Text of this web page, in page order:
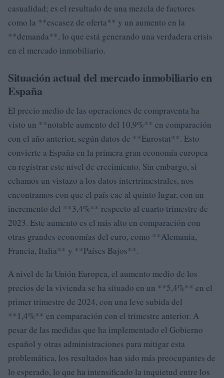
casualidad; es el resultado de una mezcla de factores
como la **escasez de oferta** y un aumento en la
**demanda**, lo que está generando una verdadera crisis
en el mercado inmobiliario.
Situación actual del mercado inmobiliario en
España
El precio medio de las operaciones de compraventa ha
visto un **notable aumento del 10,9%** en comparación
con el año anterior, según datos de **Eurostat**. Esto
convierte a España en la primera gran economía europea
en registrar este nivel de crecimiento. Sin embargo, si
echamos un vistazo a los datos intertrimestrales, nos
encontramos con que el país cae al quinto lugar, con un
incremento del **3,4%** respecto al cuarto trimestre de
2023. Este aumento es el más alto en comparación con
otras grandes economías del euro, como **Alemania,
Francia, Italia** y **Países Bajos**.
A nivel de la Unión Europea, el aumento medio de los
precios de la vivienda se ha situado en un **5,4%** en el
primer trimestre de 2024, con una leve subida del
**1,4%** en comparación con el trimestre anterior. A
pesar de las medidas que ha implementado el Gobierno
español y otras administraciones para mitigar esta
problemática, los resultados han sido más preocupantes de
lo esperado, lo que ha intensificado la inquietud entre los